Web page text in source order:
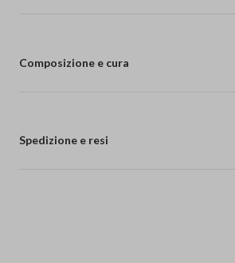
Composizione e cura
Spedizione e resi